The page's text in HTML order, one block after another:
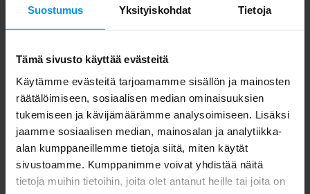
Suostumus Yksityiskohdat Tietoja
Tämä sivusto käyttää evästeitä
Käytämme evästeitä tarjoamamme sisällön ja mainosten
räätälöimiseen, sosiaalisen median ominaisuuksien
tukemiseen ja kävijämäärämme analysoimiseen. Lisäksi
jaamme sosiaalisen median, mainosalan ja analytiikka-
alan kumppaneillemme tietoja siitä, miten käytät
sivustoamme. Kumppanimme voivat yhdistää näitä
tietoja muihin tietoihin, joita olet antanut heille tai joita on
Digitaon digitaalisen infrastruktuurin ja
palveluiden tarjoaja sekä maan suurin
riippumaton tietoliikennemastojen omistaja.
Yhtiö omistaa ja operoi Suomen johtavaa
valtakunnallista maanpäällistä televisio- ja
radioverkkoa, toimii antenniverkon maksu-
tv-operaattorina, sekä kehittää
tulevaisuuden broadcasting-palveluja.
Digitan tietoliikennepalveluita ovat